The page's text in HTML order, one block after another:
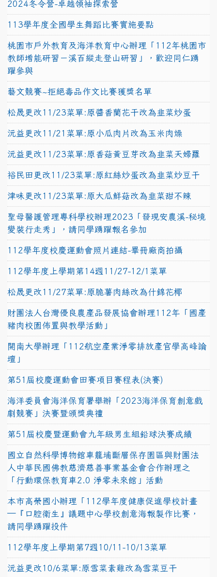
2024冬令營-卓越領袖探索營
113學年度全國學生舞蹈比賽實施要點
桃園市戶外教育及海洋教育中心辦理「112年桃園市
教師增能研習－溪百縱走登山研習」，歡迎同仁踴
躍參與
藝文競賽~拒絕毒品作文比賽獲獎名單
松晟更改11/23菜單:原醬香蘭花干改為韭菜炒蛋
沅益更改11/21菜單:原小瓜肉片改為玉米肉燥
沅益更改11/23菜單:原香菇黃豆芽改為韭菜天婦羅
裕民田更改11/23菜單:原紅絲炒蛋改為韭菜炒豆干
津味更改11/23菜單:原大瓜鮮菇改為韭菜甜不辣
聖母醫護管理專科學校辦理2023「發現安農溪-秘境
變裝行走秀」，請同學踴躍報名參加
112學年度校慶運動會照片連結-畢冊廠商拍攝
112學年度上學期第14週11/27-12/1菜單
松晟更改11/27菜單:原脆薯肉絲改為什錦花椰
財團法人台灣優良農產品發展協會辦理112年「國產
豬肉校園佈置與教學活動」
開南大學辦理「112航空產業淨零排放產官學高峰論
壇」
第51屆校慶運動會田賽項目賽程表(決賽)
海洋委員會海洋保育署舉辦「2023海洋保育創意戲
劇競賽」決賽暨頒獎典禮
第51屆校慶暨運動會九年級男生組鉛球決賽成績
國立自然科學博物館車籠埔斷層保存園區與財團法
人中華民國佛教慈濟慈善事業基金會合作辦理之
「行動環保教育車2.0 淨零未來館」活動
本市高榮國小辦理「112學年度健康促進學校計畫
─『口腔衛生』議題中心學校創意海報製作比賽，
請同學踴躍投件
112學年度上學期第7週10/11-10/13菜單
沅益更改10/6菜單:原雪菜素雞改為雪菜豆干